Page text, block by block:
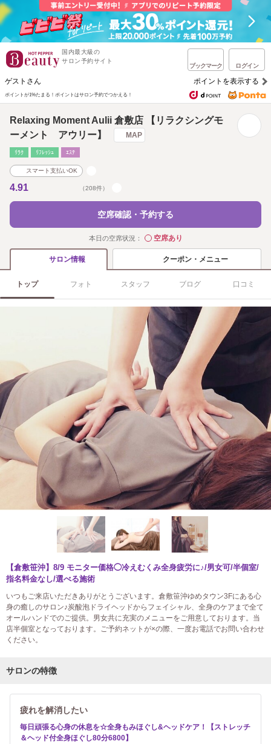
国内最大級の
サロン予約サイト
ブックマーク ログイン
ゲストさん ポイントを表示する
ポイントが1%たまる！ ポイントはサロン予約でつかえる！
Relaxing Moment Aulii 倉敷店 【リラクシングモ
ーメント アウリー】
MAP
ﾘﾗｸ ﾘﾌﾚｯｼｭ ｴｽﾃ
スマート支払いOK
4.91 （208件）
空席確認・予約する
本日の空席状況： ◯空席あり
サロン情報 クーポン・メニュー
トップ フォト スタッフ ブログ 口コミ
【倉敷笹沖】8/9 モニター価格◯冷えむくみ全身疲労に♪/男女可/半個室/
指名料金なし/選べる施術
いつもご来店いただきありがとうございます。倉敷笹沖ゆめタウン3Fにある心
身の癒しのサロン♪炭酸泡ドライヘッドからフェイシャル、全身のケアまで全て
オールハンドでのご提供。男女共に充実のメニューをご用意しております。当
店半個室となっております。ご予約ネットが×の際、一度お電話でお問い合わせ
ください。
サロンの特徴
疲れを解消したい
毎日頑張る心身の休息を☆全身もみほぐし&ヘッドケア！【ストレッチ
＆ヘッド付全身ほぐし80分6800】